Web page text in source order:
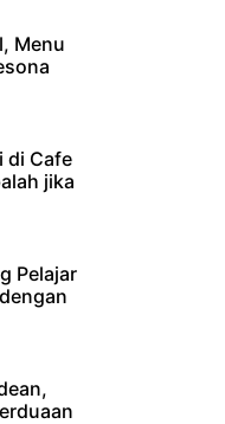
Menu
di Cafe
jika
Pelajar